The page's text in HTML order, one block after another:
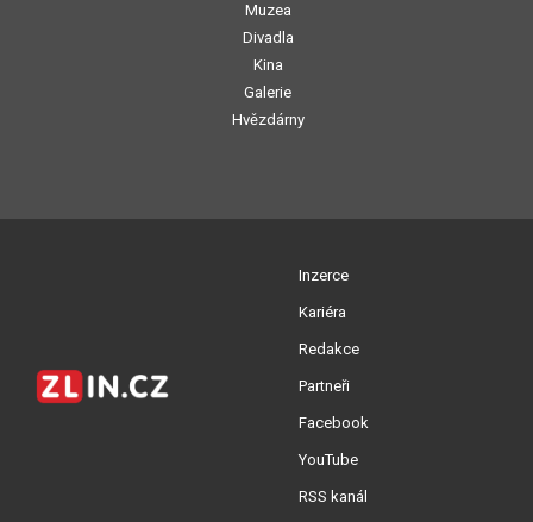
Muzea
Divadla
Kina
Galerie
Hvězdárny
Inzerce
Kariéra
Redakce
Partneři
Facebook
YouTube
RSS kanál